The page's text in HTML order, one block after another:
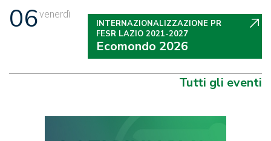
06venerdì
INTERNAZIONALIZZAZIONE PR
FESR LAZIO 2021-2027
Ecomondo 2026
Tutti gli eventi